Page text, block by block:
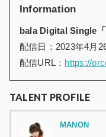
Information
bala Digital Single
配信日：2023年4月
配信URL： https://
TALENT PROFILE
MANON